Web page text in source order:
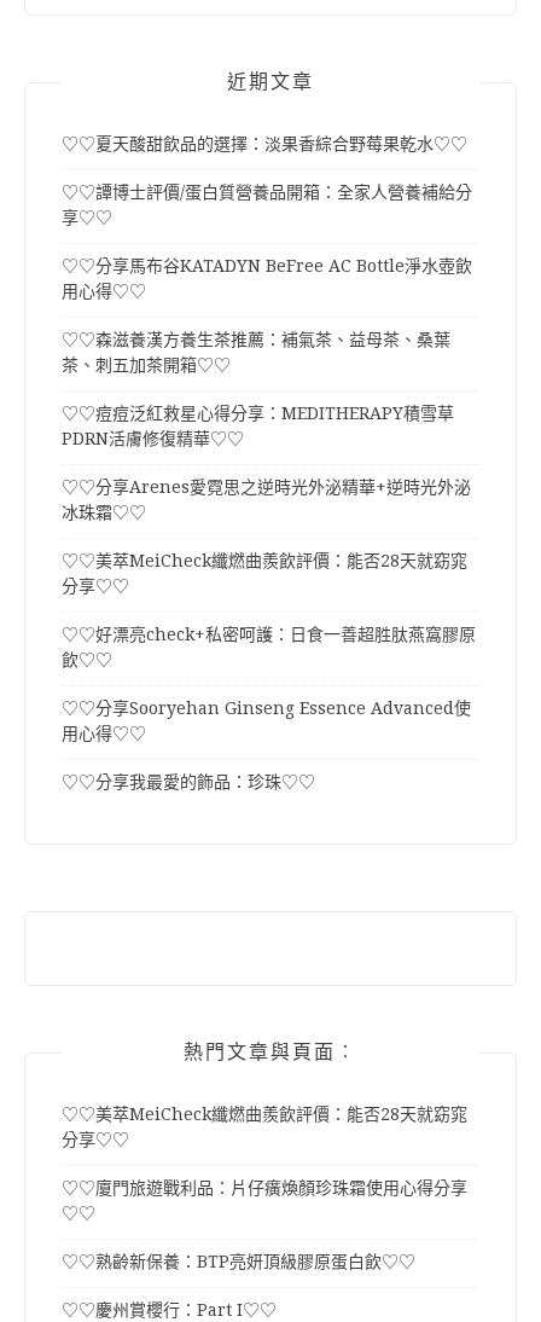
近期文章
♡♡夏天酸甜飲品的選擇：淡果香綜合野莓果乾水♡♡
♡♡譚博士評價/蛋白質營養品開箱：全家人營養補給分
享♡♡
♡♡分享馬布谷KATADYN BeFree AC Bottle淨水壺飲
用心得♡♡
♡♡森滋養漢方養生茶推薦：補氣茶、益母茶、桑葉
茶、刺五加茶開箱♡♡
♡♡痘痘泛紅救星心得分享：MEDITHERAPY積雪草
PDRN活膚修復精華♡♡
♡♡分享Arenes愛霓思之逆時光外泌精華+逆時光外泌
冰珠霜♡♡
♡♡美萃MeiCheck纖燃曲羨飲評價：能否28天就窈窕
分享♡♡
♡♡好漂亮check+私密呵護：日食一善超胜肽燕窩膠原
飲♡♡
♡♡分享Sooryehan Ginseng Essence Advanced使
用心得♡♡
♡♡分享我最愛的飾品：珍珠♡♡
熱門文章與頁面︰
♡♡美萃MeiCheck纖燃曲羨飲評價：能否28天就窈窕
分享♡♡
♡♡廈門旅遊戰利品：片仔癀煥顏珍珠霜使用心得分享
♡♡
♡♡熟齡新保養：BTP亮妍頂級膠原蛋白飲♡♡
♡♡慶州賞櫻行：Part I♡♡